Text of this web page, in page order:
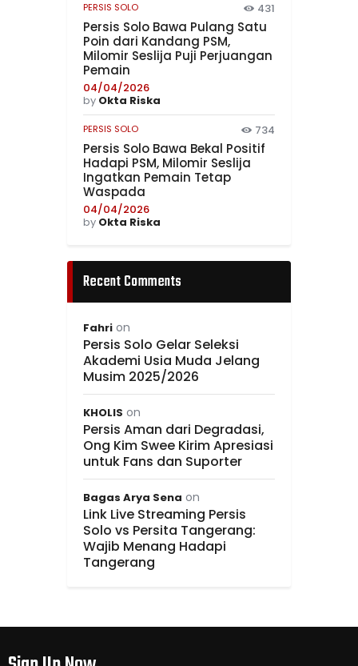
PERSIS SOLO 431
Persis Solo Bawa Pulang Satu
Poin dari Kandang PSM,
Milomir Seslija Puji Perjuangan
Pemain
04/04/2026
by Okta Riska
PERSIS SOLO 734
Persis Solo Bawa Bekal Positif
Hadapi PSM, Milomir Seslija
Ingatkan Pemain Tetap
Waspada
04/04/2026
by Okta Riska
Recent Comments
Fahri on
Persis Solo Gelar Seleksi
Akademi Usia Muda Jelang
Musim 2025/2026
KHOLIS on
Persis Aman dari Degradasi,
Ong Kim Swee Kirim Apresiasi
untuk Fans dan Suporter
Bagas Arya Sena on
Link Live Streaming Persis
Solo vs Persita Tangerang:
Wajib Menang Hadapi
Tangerang